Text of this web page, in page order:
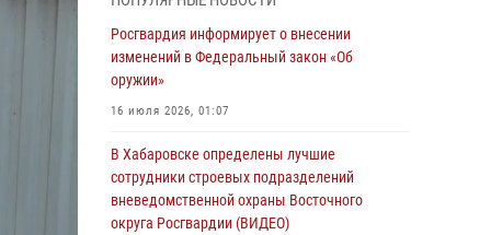
День образования тыловых подразделений
Росгвардии
01 августа 2026, 00:00
краю состоялось информирование личного
состава по вопросам реализации
избирательного права
31 июля 2026, 03:26
Росгвардия информирует о внесении
изменений в Федеральный закон «Об
оружии»
16 июля 2026, 01:07
В Хабаровске определены лучшие
сотрудники строевых подразделений
вневедомственной охраны Восточного
округа Росгвардии (ВИДЕО)